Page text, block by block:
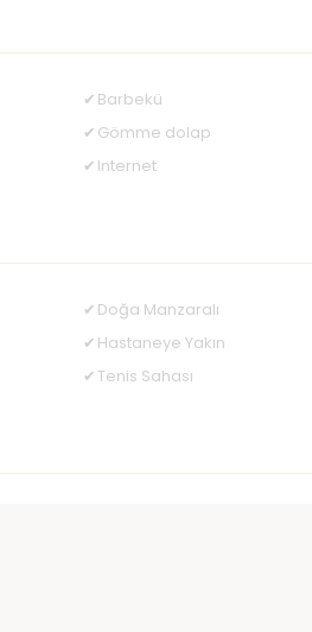
Barbekü
Gömme dolap
Internet
Doğa Manzaralı
Hastaneye Yakın
Tenis Sahası